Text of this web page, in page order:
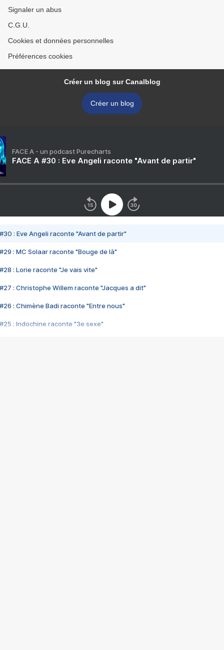
Signaler un abus
C.G.U.
Cookies et données personnelles
Préférences cookies
Créer un blog sur Canalblog
Créer un blog
FACE A - un podcast Purecharts
FACE A #30 : Eve Angeli raconte "Avant de partir"
#30 : Eve Angeli raconte "Avant de partir"
#29 : MC Solaar raconte "Bouge de là"
#28 : Lorie raconte "Je vais vite"
#27 : Christophe Willem raconte "Jacques a dit"
#26 : Chimène Badi raconte "Entre nous"
#25 : Indochine raconte "3e sexe"